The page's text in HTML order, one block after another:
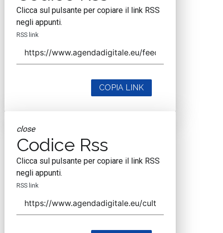
Clicca sul pulsante per copiare il link RSS
negli appunti.
RSS link
COPIA LINK
close
Codice Rss
Clicca sul pulsante per copiare il link RSS
negli appunti.
RSS link